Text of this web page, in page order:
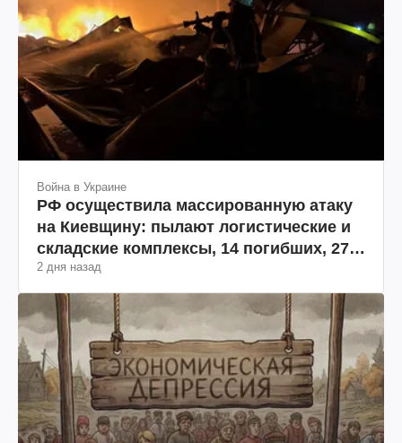
Война в Украине
РФ осуществила массированную атаку
на Киевщину: пылают логистические и
складские комплексы, 14 погибших, 27
раненых (фото, видео)
2 дня назад